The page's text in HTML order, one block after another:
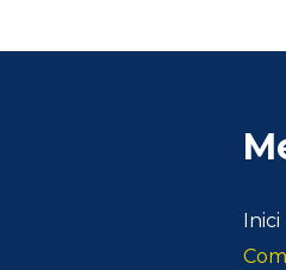
Inici